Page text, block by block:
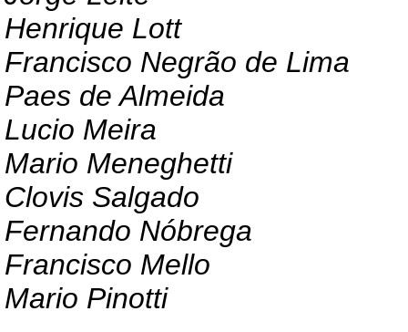
Henrique Lott
Francisco Negrão de Lima
Paes de Almeida
Lucio Meira
Mario Meneghetti
Clovis Salgado
Fernando Nóbrega
Francisco Mello
Mario Pinotti